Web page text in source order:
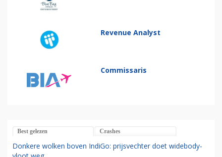
Revenue Analyst
Commissaris
Best gelezen Crashes
Donkere wolken boven IndiGo: prijsvechter doet widebody-